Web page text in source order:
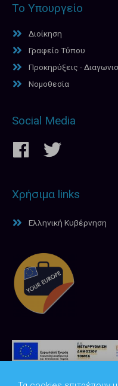
Το Υπουργείο
Διοίκηση
Γραφείο Τύπου
Προκηρύξεις -
Νομοθεσία
Social Media
Χρήσιμα links
Ελληνική Κυβέρνηση